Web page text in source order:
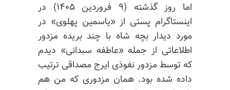
اما روز گذشته (۹ فروردین ۱۴۰۵) در
اینستاگرام پستی از «یاسمین پهلوی» در
مورد دیدار بچه شاه با چند بریده مزدور
اطلاعاتی از جمله «عاطفه سبدانی» دیدم
که توسط مزدور نفوذی ایرج مصداقی ترتیب
داده شده بود. همان مزدوری که من هم